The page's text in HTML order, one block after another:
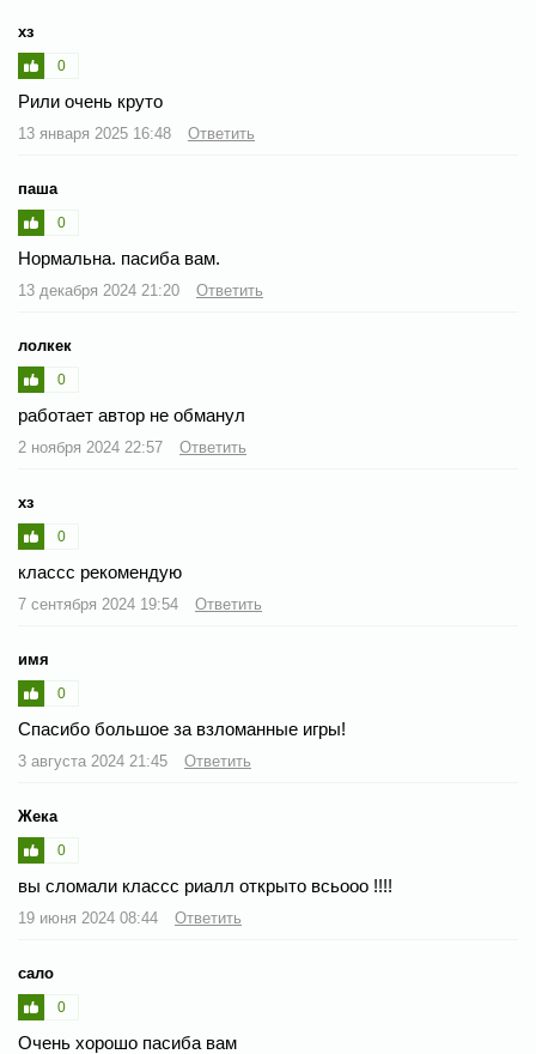
хз
0
Рили очень круто
13 января 2025 16:48 Ответить
паша
0
Нормальна. пасиба вам.
13 декабря 2024 21:20 Ответить
лолкек
0
работает автор не обманул
2 ноября 2024 22:57 Ответить
хз
0
классс рекомендую
7 сентября 2024 19:54 Ответить
имя
0
Спасибо большое за взломанные игры!
3 августа 2024 21:45 Ответить
Жека
0
вы сломали классс риалл открыто всьооо !!!!
19 июня 2024 08:44 Ответить
сало
0
Очень хорошо пасиба вам